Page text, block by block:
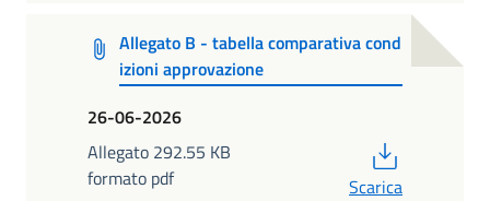
Allegato B - tabella comparativa cond
izioni approvazione
26-06-2026
Allegato 292.55 KB
formato pdf
Scarica